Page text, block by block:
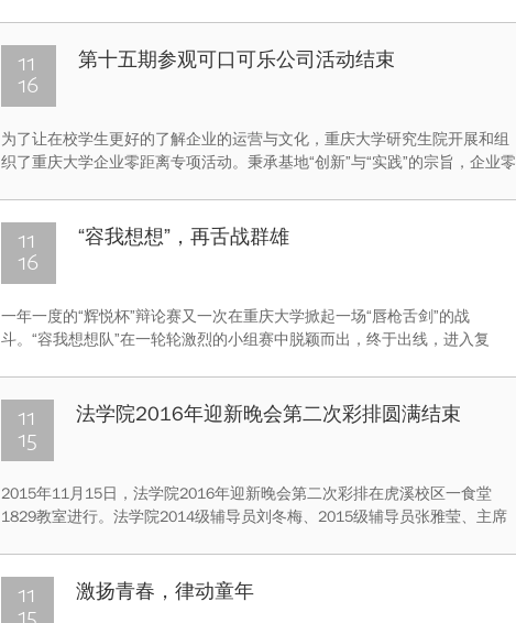
11
16
第十五期参观可口可乐公司活动结束
为了让在校学生更好的了解企业的运营与文化，重庆大学研究生院开展和组
织了重庆大学企业零距离专项活动。秉承基地“创新”与“实践”的宗旨，企业零
司的百年历史与文化。
11
16
“容我想想”，再舌战群雄
一年一度的“辉悦杯”辩论赛又一次在重庆大学掀起一场“唇枪舌剑”的战
斗。“容我想想队”在一轮轮激烈的小组赛中脱颖而出，终于出线，进入复
11
15
法学院2016年迎新晚会第二次彩排圆满结束
2015年11月15日，法学院2016年迎新晚会第二次彩排在虎溪校区一食堂
1829教室进行。法学院2014级辅导员刘冬梅、2015级辅导员张雅莹、主席
11 激扬青春，律动童年